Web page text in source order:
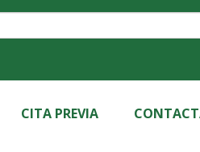
CITA PREVIA